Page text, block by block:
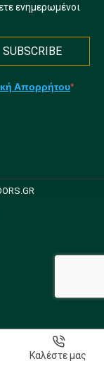
ενημερωμένοι
SUBSCRIBE
Απορρήτου
Καλέστε μας